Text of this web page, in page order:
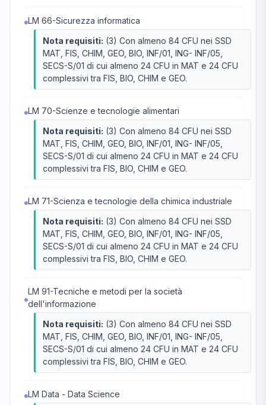
LM 66-Sicurezza informatica
Nota requisiti: (3) Con almeno 84 CFU nei SSD
MAT, FIS, CHIM, GEO, BIO, INF/01, ING- INF/05,
SECS-S/01 di cui almeno 24 CFU in MAT e 24 CFU
complessivi tra FIS, BIO, CHIM e GEO.
LM 70-Scienze e tecnologie alimentari
Nota requisiti: (3) Con almeno 84 CFU nei SSD
MAT, FIS, CHIM, GEO, BIO, INF/01, ING- INF/05,
SECS-S/01 di cui almeno 24 CFU in MAT e 24 CFU
complessivi tra FIS, BIO, CHIM e GEO.
LM 71-Scienza e tecnologie della chimica industriale
Nota requisiti: (3) Con almeno 84 CFU nei SSD
MAT, FIS, CHIM, GEO, BIO, INF/01, ING- INF/05,
SECS-S/01 di cui almeno 24 CFU in MAT e 24 CFU
complessivi tra FIS, BIO, CHIM e GEO.
LM 91-Tecniche e metodi per la società
dell'informazione
Nota requisiti: (3) Con almeno 84 CFU nei SSD
MAT, FIS, CHIM, GEO, BIO, INF/01, ING- INF/05,
SECS-S/01 di cui almeno 24 CFU in MAT e 24 CFU
complessivi tra FIS, BIO, CHIM e GEO.
LM Data - Data Science